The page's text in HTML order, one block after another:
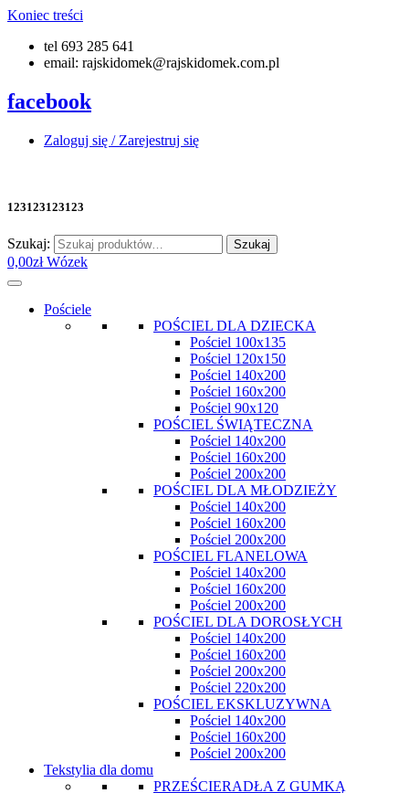
Koniec treści
tel 693 285 641
email: rajskidomek@rajskidomek.com.pl
facebook
Zaloguj się / Zarejestruj się
123123123123
Szukaj: Szukaj
0,00zł Wózek
Pościele
POŚCIEL DLA DZIECKA
Pościel 100x135
Pościel 120x150
Pościel 140x200
Pościel 160x200
Pościel 90x120
POŚCIEL ŚWIĄTECZNA
Pościel 140x200
Pościel 160x200
Pościel 200x200
POŚCIEL DLA MŁODZIEŻY
Pościel 140x200
Pościel 160x200
Pościel 200x200
POŚCIEL FLANELOWA
Pościel 140x200
Pościel 160x200
Pościel 200x200
POŚCIEL DLA DOROSŁYCH
Pościel 140x200
Pościel 160x200
Pościel 200x200
Pościel 220x200
POŚCIEL EKSKLUZYWNA
Pościel 140x200
Pościel 160x200
Pościel 200x200
Tekstylia dla domu
PRZEŚCIERADŁA Z GUMKĄ